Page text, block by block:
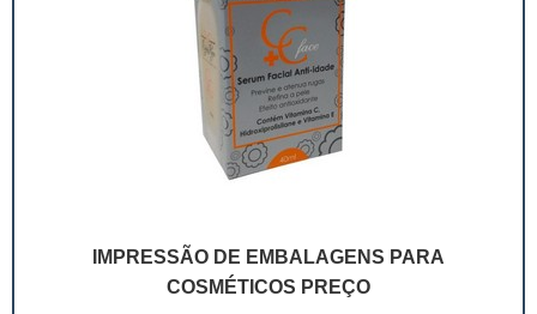
IMPRESSÃO DE EMBALAGENS PARA
COSMÉTICOS PREÇO